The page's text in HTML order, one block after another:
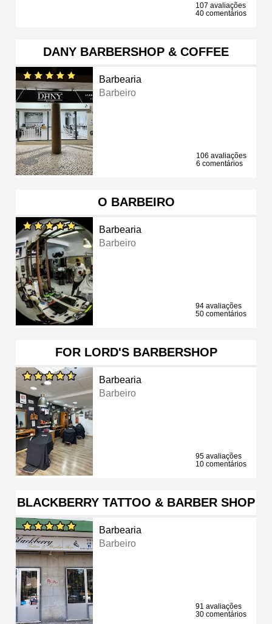
107 avaliações
40 comentários
DANY BARBERSHOP & COFFEE
Barbearia
Barbeiro
106 avaliações
6 comentários
O BARBEIRO
Barbearia
Barbeiro
94 avaliações
50 comentários
FOR LORD'S BARBERSHOP
Barbearia
Barbeiro
95 avaliações
10 comentários
BLACKBERRY TATTOO & BARBER SHOP
Barbearia
Barbeiro
91 avaliações
30 comentários